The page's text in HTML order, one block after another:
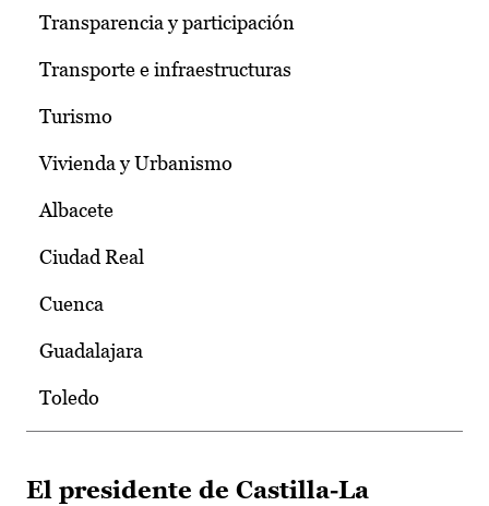
Transparencia y participación
Transporte e infraestructuras
Turismo
Vivienda y Urbanismo
Albacete
Ciudad Real
Cuenca
Guadalajara
Toledo
El presidente de Castilla-La